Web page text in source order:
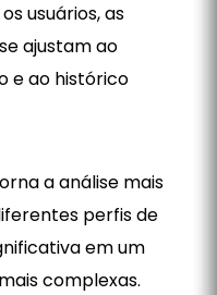
usuários, as
ajustam ao
e ao histórico
a análise mais
perfis de
em um
complexas.